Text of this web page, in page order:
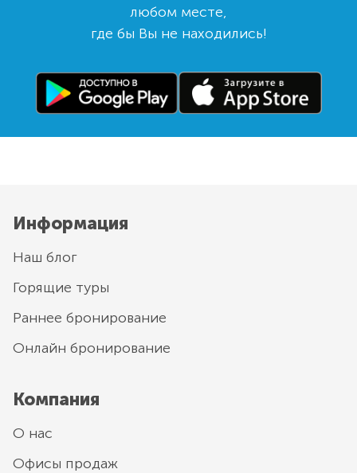
любом месте,
где бы Вы не находились!
Информация
Наш блог
Горящие туры
Раннее бронирование
Онлайн бронирование
Компания
О нас
Офисы продаж